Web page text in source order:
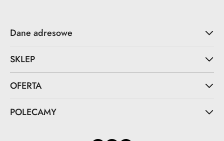
Dane adresowe
SKLEP
OFERTA
POLECAMY